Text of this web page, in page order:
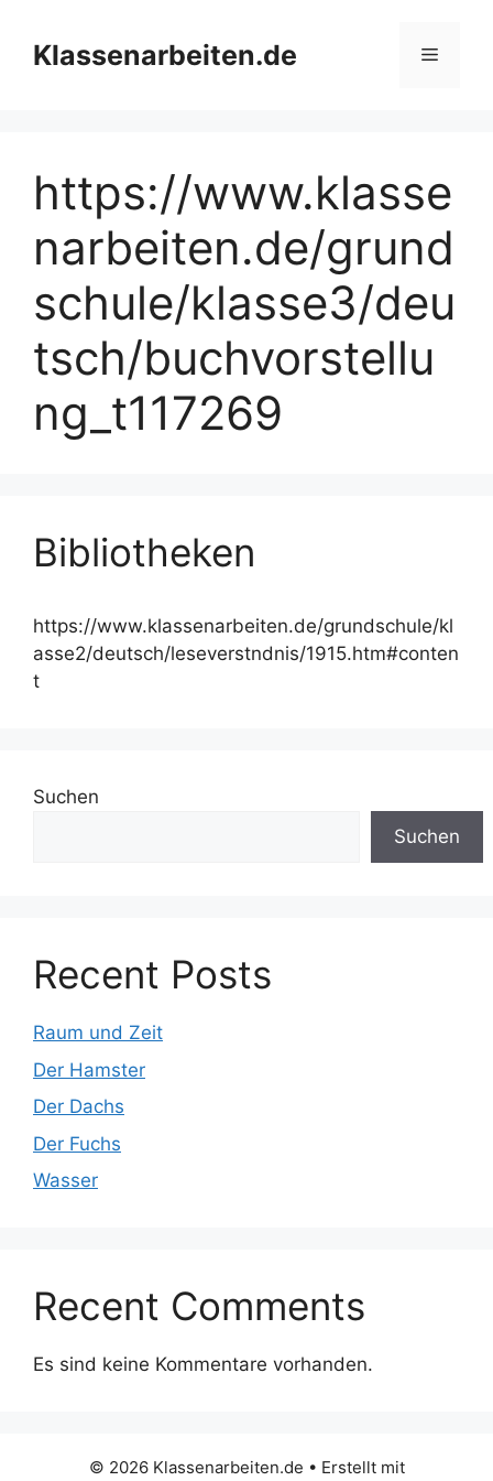
Inhalt
springenKlassenarbeiten.de Menü
https://www.klasse
narbeiten.de/grund
schule/klasse3/deu
tsch/buchvorstellu
ng_t117269
Bibliotheken
https://www.klassenarbeiten.de/grundschule/kl
asse2/deutsch/leseverstndnis/1915.htm#conten
t
Suchen
Suchen
Recent Posts
Raum und Zeit
Der Hamster
Der Dachs
Der Fuchs
Wasser
Recent Comments
Es sind keine Kommentare vorhanden.
© 2026 Klassenarbeiten.de • Erstellt mit